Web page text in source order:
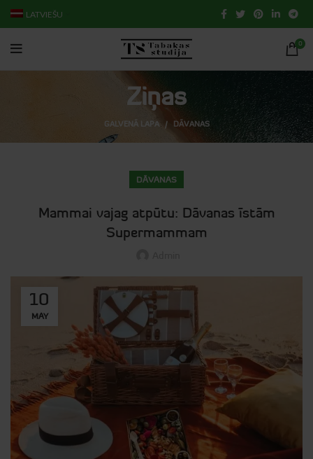
LATVIEŠU
0
Ziņas
GALVENĀ LAPA DĀVANAS
DĀVANAS
Mammai vajag atpūtu: Dāvanas īstām
Supermammam
10
MAY